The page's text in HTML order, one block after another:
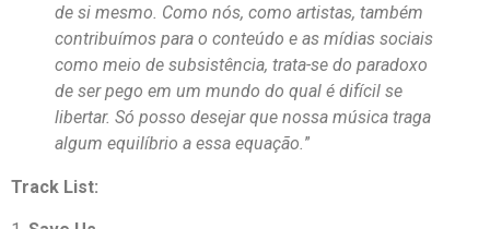
de si mesmo. Como nós, como artistas, também
contribuímos para o conteúdo e as mídias sociais
como meio de subsistência, trata-se do paradoxo
de ser pego em um mundo do qual é difícil se
libertar. Só posso desejar que nossa música traga
algum equilíbrio a essa equação.”
Track List: